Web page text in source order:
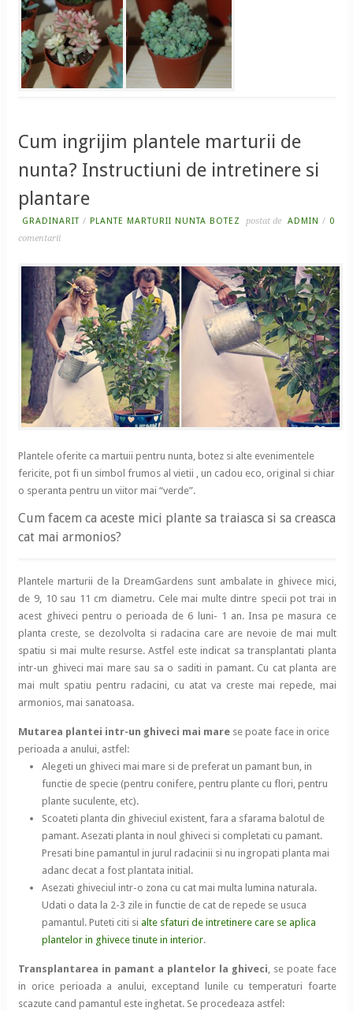
Cum ingrijim plantele marturii de
nunta? Instructiuni de intretinere si
plantare
GRADINARIT / PLANTE MARTURII NUNTA BOTEZ postat de ADMIN / 0
comentarii
Plantele oferite ca martuii pentru nunta, botez si alte evenimentele
fericite, pot fi un simbol frumos al vietii , un cadou eco, original si chiar
o speranta pentru un viitor mai “verde”.
Cum facem ca aceste mici plante sa traiasca si sa creasca
cat mai armonios?
Plantele marturii de la DreamGardens sunt ambalate in ghivece mici,
de 9, 10 sau 11 cm diametru. Cele mai multe dintre specii pot trai in
acest ghiveci pentru o perioada de 6 luni- 1 an. Insa pe masura ce
planta creste, se dezolvolta si radacina care are nevoie de mai mult
spatiu si mai multe resurse. Astfel este indicat sa transplantati planta
intr-un ghiveci mai mare sau sa o saditi in pamant. Cu cat planta are
mai mult spatiu pentru radacini, cu atat va creste mai repede, mai
armonios, mai sanatoasa.
Mutarea plantei intr-un ghiveci mai mare se poate face in orice
perioada a anului, astfel:
Alegeti un ghiveci mai mare si de preferat un pamant bun, in
functie de specie (pentru conifere, pentru plante cu flori, pentru
plante suculente, etc).
Scoateti planta din ghiveciul existent, fara a sfarama balotul de
pamant. Asezati planta in noul ghiveci si completati cu pamant.
Presati bine pamantul in jurul radacinii si nu ingropati planta mai
adanc decat a fost plantata initial.
Asezati ghiveciul intr-o zona cu cat mai multa lumina naturala.
Udati o data la 2-3 zile in functie de cat de repede se usuca
pamantul. Puteti citi sialte sfaturi de intretinere care se aplica
plantelor in ghivece tinute in interior.
Transplantarea in pamant a plantelor la ghiveci, se poate face
in orice perioada a anului, exceptand lunile cu temperaturi foarte
scazute cand pamantul este inghetat. Se procedeaza astfel: